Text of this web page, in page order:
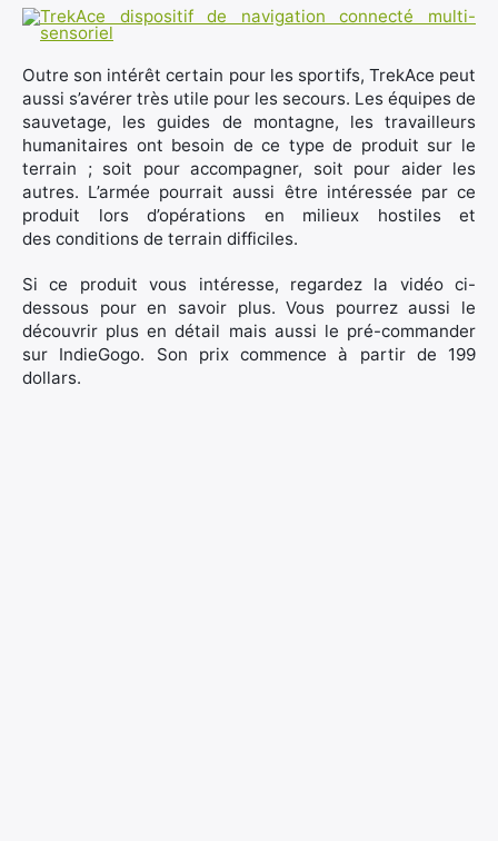
Outre son intérêt certain pour les sportifs, TrekAce peut
aussi s’avérer très utile pour les secours. Les équipes de
sauvetage, les guides de montagne, les travailleurs
humanitaires ont besoin de ce type de produit sur le
terrain ; soit pour accompagner, soit pour aider les
autres. L’armée pourrait aussi être intéressée par ce
produit lors d’opérations en milieux hostiles et
des conditions de terrain difficiles.
Si ce produit vous intéresse, regardez la vidéo ci-
dessous pour en savoir plus. Vous pourrez aussi le
découvrir plus en détail mais aussi le pré-commander
sur IndieGogo. Son prix commence à partir de 199
dollars.